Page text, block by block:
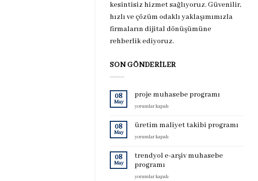
kesintisiz hizmet sağlıyoruz. Güvenilir,
hızlı ve çözüm odaklı yaklaşımımızla
firmaların dijital dönüşümüne
rehberlik ediyoruz.
SON GÖNDERILER
08
May
proje muhasebe programı
proje
programı
yorumlar kapalı
08
May
üretim maliyet takibi programı
üretim
takibi
için
yorumlar kapalı
08
May
trendyol e-arşiv muhasebe
programı
trendyol
yorumlar kapalı